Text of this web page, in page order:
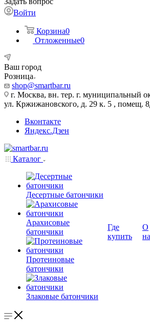
Войти
Корзина0
Отложенные0
Ваш город
Розница
shop@smartbar.ru
г. Москва, вн. тер. г. муниципальный
ул. Кржижановского, д. 29 к. 5 , помещ.
Вконтакте
Яндекс.Дзен
Каталог
Десертные батончики
Арахисовые
батончики
Протеиновые
батончики
Злаковые батончики
Где
купить
О